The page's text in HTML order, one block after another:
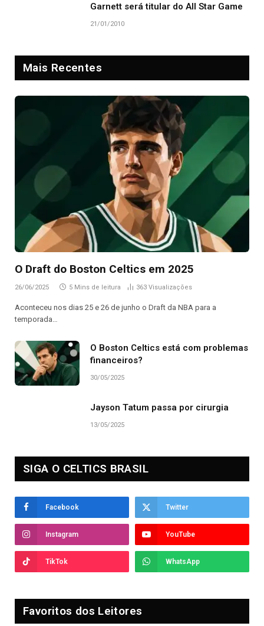
Garnett será titular do All Star Game
21/01/2010
Mais Recentes
O Draft do Boston Celtics em 2025
26/06/2025 5 Mins de leitura 363 Visualizações
Aconteceu nos dias 25 e 26 de junho o Draft da NBA para a
temporada…
O Boston Celtics está com problemas
financeiros?
30/05/2025
Jayson Tatum passa por cirurgia
13/05/2025
SIGA O CELTICS BRASIL
Facebook Twitter
Instagram YouTube
TikTok WhatsApp
Favoritos dos Leitores